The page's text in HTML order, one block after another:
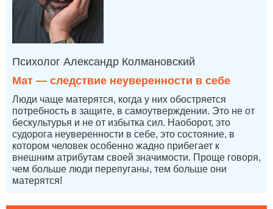
Психолог Александр Колмановский
Мат — следствие неуверенности в себе
Люди чаще матерятся, когда у них обостряется
потребность в защите, в самоутверждении. Это не от
бескультурья и не от избытка сил. Наоборот, это
судорога неуверенности в себе, это состояние, в
котором человек особенно жадно прибегает к
внешним атрибутам своей значимости. Проще говоря,
чем больше люди перепуганы, тем больше они
матерятся!